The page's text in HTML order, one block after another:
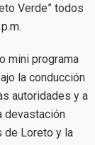
Verde” todos
mini programa
la conducción
autoridades y a
devastación
de Loreto y la